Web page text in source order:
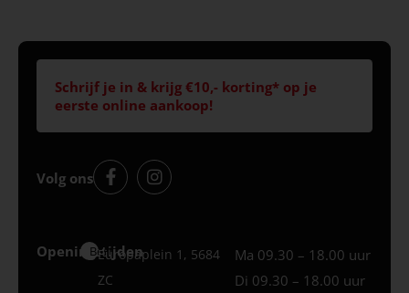
Schrijf je in & krijg €10,- korting* op je
eerste online aankoop!
Volg ons
Openingstijden
Best
Europaplein 1, 5684
ZC
Ma 09.30 – 18.00 uur
Di 09.30 – 18.00 uur